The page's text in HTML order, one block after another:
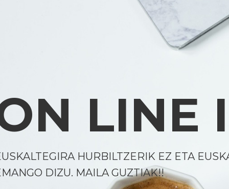
LINE
HURBILTZERIK EZ ETA
DIZU. MAILA GUZTIAK!!